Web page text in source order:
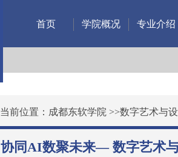
首页 学院概况 专业介绍
当前位置： 成都东软学院 >>数字艺术与
协同AI数聚未来— 数字艺术